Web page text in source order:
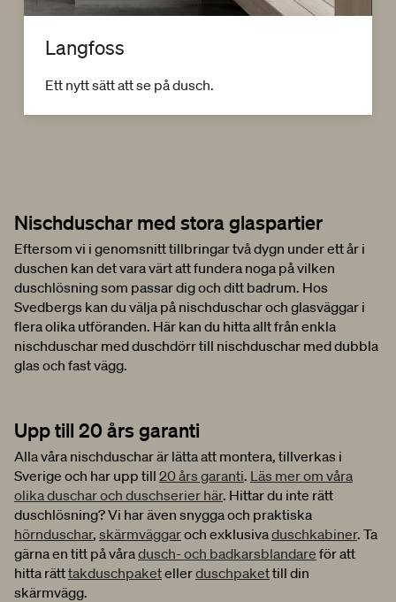
Langfoss
Ett nytt sätt att se på dusch.
Nischduschar med stora glaspartier
Eftersom vi i genomsnitt tillbringar två dygn under ett år i
duschen kan det vara värt att fundera noga på vilken
duschlösning som passar dig och ditt badrum. Hos
Svedbergs kan du välja på nischduschar och glasväggar i
flera olika utföranden. Här kan du hitta allt från enkla
nischduschar med duschdörr till nischduschar med dubbla
glas och fast vägg.
Upp till 20 års garanti
Alla våra nischduschar är lätta att montera, tillverkas i
Sverige och har upp till 20 års garanti. Läs mer om våra
olika duschar och duschserier här. Hittar du inte rätt
duschlösning? Vi har även snygga och praktiska
hörnduschar, skärmväggaroch exklusivaduschkabiner. Ta
gärna en titt på våradusch- och badkarsblandare för att
hitta rätttakduschpaketellerduschpakettill din
skärmvägg.